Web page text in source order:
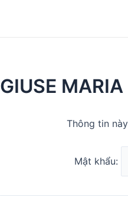
GIUSE
Thông tin
Mật khẩu: